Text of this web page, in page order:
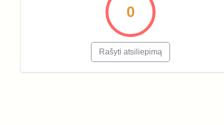
0
Rašyti atsiliepimą